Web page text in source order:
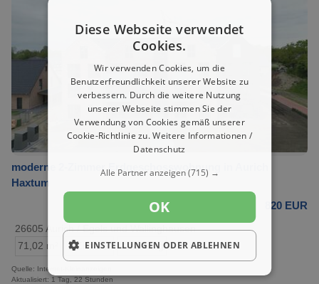
moderne 2-Zimmer Erdgeschosswohnung in Aurich
Haxtum
820 EUR
26605 Aurich / Egels und Wallinghausen
71,02 m²
2 Zimmer Wohnung
Quelle: Internet-Kleinanzeigen
Aktualisiert: 1 Tag, 22 Stunden
Diese Webseite verwendet
Cookies.
Wir verwenden Cookies, um die
Benutzerfreundlichkeit unserer Website zu
verbessern. Durch die weitere Nutzung
unserer Webseite stimmen Sie der
Verwendung von Cookies gemäß unserer
Cookie-Richtlinie zu.Weitere Informationen /
Datenschutz
Alle Partner anzeigen(715) →
OK
EINSTELLUNGEN ODER ABLEHNEN